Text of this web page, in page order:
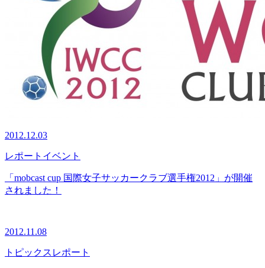
2012.12.03
レポート イベント
「mobcast cup 国際女子サッカークラブ選手権2012」が開催
されました！
2012.11.08
トピックス レポート